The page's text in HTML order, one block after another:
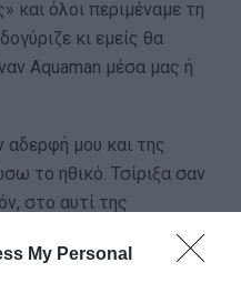
My Personal
και όλοι περιμέναμε τη
κι εμείς θα
Aquaman μέσα μας ή
μου και της
το ηθικό. Τσίριξα σαν
στο αυτί της
θα πεθάνουμε και την
Θεό, τον Αλλάχ, τον